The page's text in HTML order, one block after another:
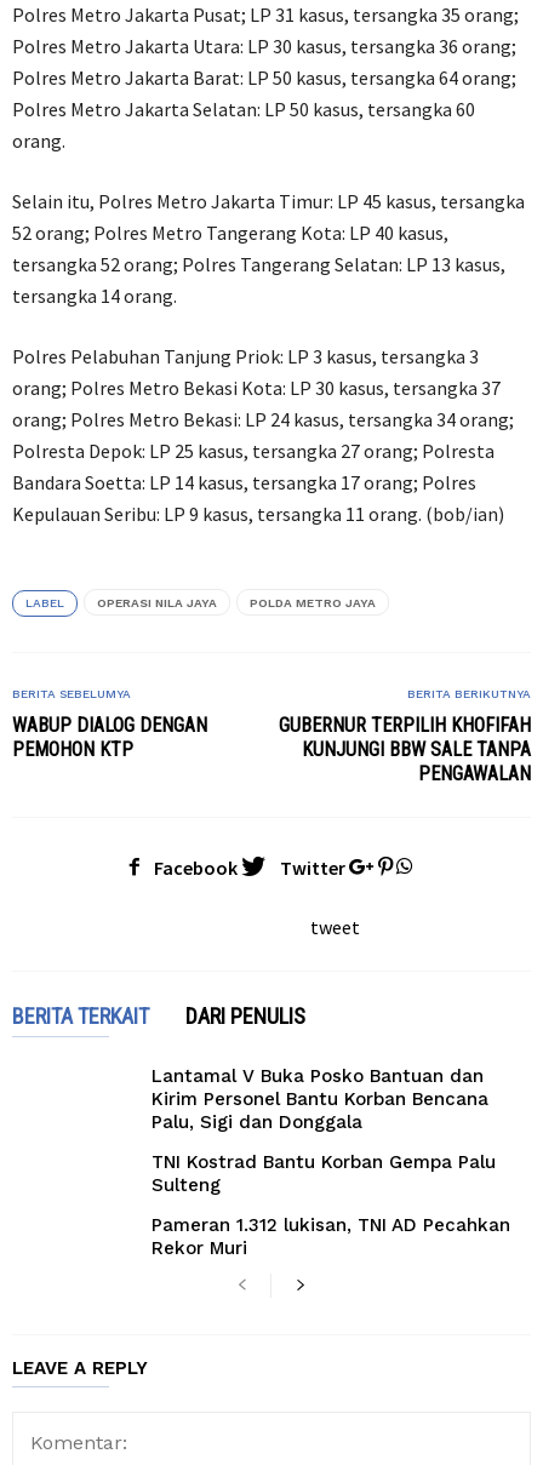
Polres Metro Jakarta Pusat; LP 31 kasus, tersangka 35 orang;
Polres Metro Jakarta Utara: LP 30 kasus, tersangka 36 orang;
Polres Metro Jakarta Barat: LP 50 kasus, tersangka 64 orang;
Polres Metro Jakarta Selatan: LP 50 kasus, tersangka 60
orang.
Selain itu, Polres Metro Jakarta Timur: LP 45 kasus, tersangka
52 orang; Polres Metro Tangerang Kota: LP 40 kasus,
tersangka 52 orang; Polres Tangerang Selatan: LP 13 kasus,
tersangka 14 orang.
Polres Pelabuhan Tanjung Priok: LP 3 kasus, tersangka 3
orang; Polres Metro Bekasi Kota: LP 30 kasus, tersangka 37
orang; Polres Metro Bekasi: LP 24 kasus, tersangka 34 orang;
Polresta Depok: LP 25 kasus, tersangka 27 orang; Polresta
Bandara Soetta: LP 14 kasus, tersangka 17 orang; Polres
Kepulauan Seribu: LP 9 kasus, tersangka 11 orang. (bob/ian)
LABEL OPERASI NILA JAYA POLDA METRO JAYA
BERITA SEBELUMYA
WABUP DIALOG DENGAN
PEMOHON KTP
BERITA BERIKUTNYA
GUBERNUR TERPILIH KHOFIFAH
KUNJUNGI BBW SALE TANPA
PENGAWALAN
Facebook Twitter
tweet
BERITA TERKAIT DARI PENULIS
Lantamal V Buka Posko Bantuan dan
Kirim Personel Bantu Korban Bencana
Palu, Sigi dan Donggala
TNI Kostrad Bantu Korban Gempa Palu
Sulteng
Pameran 1.312 lukisan, TNI AD Pecahkan
Rekor Muri
LEAVE A REPLY